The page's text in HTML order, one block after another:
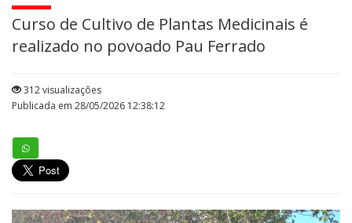
Curso de Cultivo de Plantas Medicinais é
realizado no povoado Pau Ferrado
312 visualizações
Publicada em 28/05/2026 12:38:12